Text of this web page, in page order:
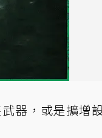
器，或是擴增